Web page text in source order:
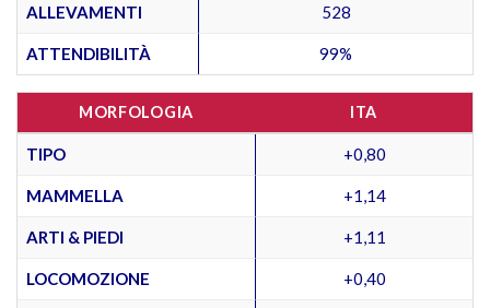
ALLEVAMENTI 528
ATTENDIBILITÀ 99%
MORFOLOGIA ITA
TIPO +0,80
MAMMELLA +1,14
ARTI & PIEDI +1,11
LOCOMOZIONE +0,40